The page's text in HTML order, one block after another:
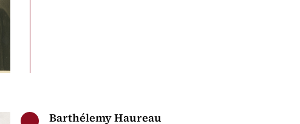
Barthélemy Haureau